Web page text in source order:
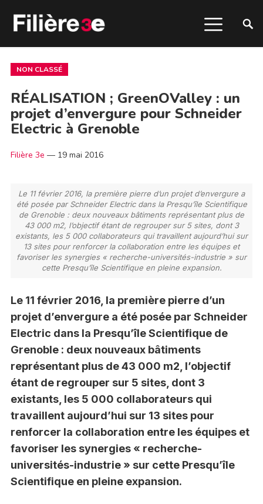
NON CLASSÉ
RÉALISATION ; GreenOValley : un
projet d’envergure pour Schneider
Electric à Grenoble
Filière 3e — 19 mai 2016
Le 11 février 2016, la première pierre d’un projet d’envergure a
été posée par Schneider Electric dans la Presqu’île Scientifique
de Grenoble : deux nouveaux bâtiments représentant plus de
43 000 m2, l’objectif étant de regrouper sur 5 sites, dont 3
existants, les 5 000 collaborateurs qui travaillent aujourd’hui sur
13 sites pour renforcer la collaboration entre les équipes et
favoriser les synergies « recherche-universités-industrie » sur
cette Presqu’île Scientifique en pleine expansion.
Le 11 février 2016, la première pierre d’un
projet d’envergure a été posée par Schneider
Electric dans la Presqu’île Scientifique de
Grenoble : deux nouveaux bâtiments
représentant plus de 43 000 m2, l’objectif
étant de regrouper sur 5 sites, dont 3
existants, les 5 000 collaborateurs qui
travaillent aujourd’hui sur 13 sites pour
renforcer la collaboration entre les équipes et
favoriser les synergies « recherche-
universités-industrie » sur cette Presqu’île
Scientifique en pleine expansion.